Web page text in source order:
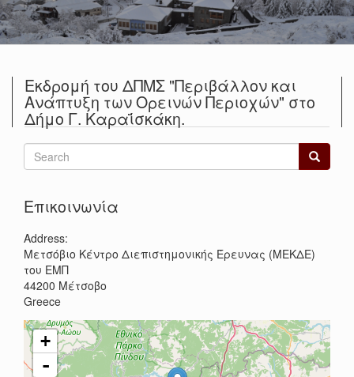
Εκδρομή του ΔΠΜΣ "Περιβάλλον και
Ανάπτυξη των Ορεινών Περιοχών" στο
Δήμο Γ. Καραΐσκάκη.
Καραϊσκάκης
2016
Search
form
Επικοινωνία
Address:
Μετσόβιο Κέντρο Διεπιστημονικής Έρευνας (ΜΕΚΔΕ)
του ΕΜΠ
44200 Μέτσοβο
Greece
+
-